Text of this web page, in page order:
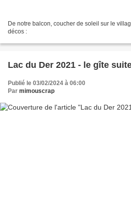
De notre balcon, coucher de soleil sur le
décos :
Lac du Der 2021 - le gîte
Publié le 03/02/2024 à 06:00
Par mimouscrap